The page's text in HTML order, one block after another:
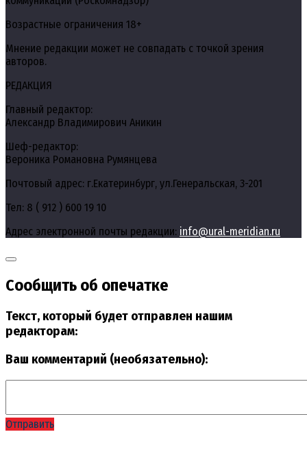
Возрастные ограничения 18+
Мнение редакции может не совпадать с точкой зрения
авторов.
РЕДАКЦИЯ
Главный редактор:
Александр Владимирович Аникин
Шеф-редактор:
Вероника Романовна Румянцева
Почтовый адрес: г.Екатеринбург, ул.Генеральская, 3-201
Тел: 8 ( 912 ) 600 19 10
Адрес электронной почты редакции: info@ural-meridian.ru
Сообщить об опечатке
Текст, который будет отправлен нашим
редакторам:
Ваш комментарий (необязательно):
Отправить